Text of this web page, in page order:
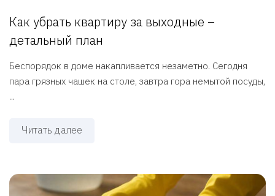
Как убрать квартиру за выходные –
детальный план
Беспорядок в доме накапливается незаметно. Сегодня
пара грязных чашек на столе, завтра гора немытой посуды,
...
Читать далее